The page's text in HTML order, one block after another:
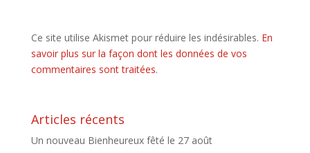
Ce site utilise Akismet pour réduire les indésirables. En
savoir plus sur la façon dont les données de vos
commentaires sont traitées.
Articles récents
Un nouveau Bienheureux fêté le 27 août